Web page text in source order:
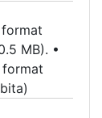
MB). •